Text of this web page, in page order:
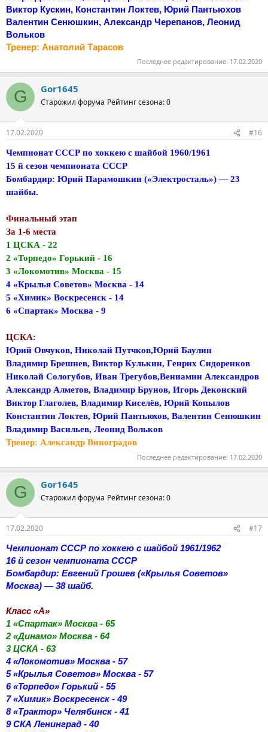
Виктор Кускин, Константин Локтев, Юрий Пантьюхов
Валентин Сенюшкин, Александр Черепанов, Леонид
Вольков
Тренер: Анатолий Тарасов
Последнее редактирование: 17.02.2020
G Gor1645
Старожил форума Рейтинг сезона: 0
17.02.2020 #16
Чемпионат СССР по хоккею с шайбой 1960/1961
15 й сезон чемпионата СССР
Бомбардир: Юрий Парамошкин («Электросталь») — 23
шайбы.
Финальный этап
За 1-6 места
1 ЦСКА - 22
2 «Торпедо» Горький - 16
3 «Локомотив» Москва - 15
4 «Крылья Советов» Москва - 14
5 «Химик» Воскресенск - 14
6 «Спартак» Москва - 9
ЦСКА:
Юрий Овчуков, Николай Путчков,Юрий Баулин
Владимир Брешнев, Виктор Кулькин, Генрих Сидоренков
Николай Сологубов, Иван Трегубов,Вениамин Александров
Александр Алметов, Владимир Брунов, Игорь Деконский
Виктор Глаголев, Владимир Киселёв, Юрий Копылов
Константин Локтев, Юрий Пантьюхов, Валентин Сенюшкин
Владимир Васильев, Леонид Вольков
Тренер: Александр Виноградов
Последнее редактирование: 17.02.2020
G Gor1645
Старожил форума Рейтинг сезона: 0
17.02.2020
#17
Чемпионат СССР по хоккею с шайбой 1961/1962
16 й сезон чемпионата СССР
Бомбардир: Евгений Грошев («Крылья Советов»
Москва) — 38 шайб.
Класс «А»
1 «Спартак» Москва - 65
2 «Динамо» Москва - 64
3 ЦСКА - 63
4 «Локомотив» Москва - 57
5 «Крылья Советов» Москва - 57
6 «Торпедо» Горький - 55
7 «Химик» Воскресенск - 49
8 «Трактор» Челябинск - 41
9 СКА Ленинград - 40